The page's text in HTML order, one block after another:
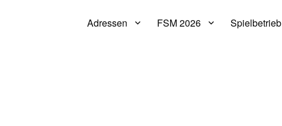
Adressen FSM 2026 Spielbetrieb